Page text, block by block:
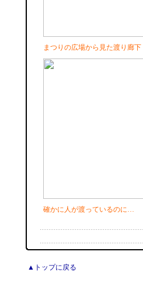
まつりの広場から見た渡り廊下
確かに人が渡っているのに…
▲トップに戻る